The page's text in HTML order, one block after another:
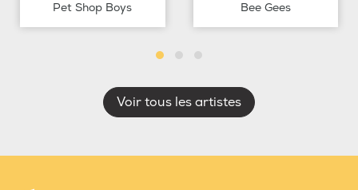
Pet Shop Boys Bee Gees
Voir tous les artistes